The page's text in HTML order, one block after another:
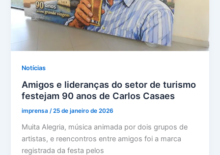
Notícias
Amigos e lideranças do setor de turismo
festejam 90 anos de Carlos Casaes
imprensa/25 de janeiro de 2026
Muita Alegria, música animada por dois grupos de
artistas, e reencontros entre amigos foi a marca
registrada da festa pelos